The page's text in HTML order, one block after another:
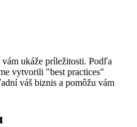
ukáže príležitosti. Podľa
vytvorili "best practices"
váš biznis a pomôžu vám